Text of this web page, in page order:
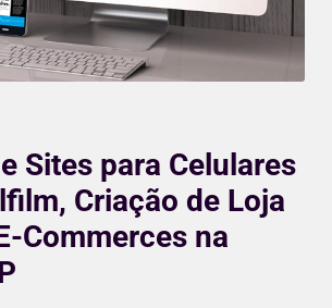
Sites para Celulares
Criação de Loja
Commerces na